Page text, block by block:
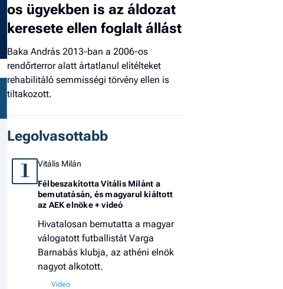
os ügyekben is az áldozat
keresete ellen foglalt állást
Baka András 2013-ban a 2006-os
rendőrterror alatt ártatlanul elítélteket
rehabilitáló semmisségi törvény ellen is
tiltakozott.
Legolvasottabb
1 Vitális Milán
Félbeszakította Vitális Milánt a
bemutatásán, és magyarul kiáltott
az AEK elnöke + videó
Hivatalosan bemutatta a magyar
válogatott futballistát Varga
Barnabás klubja, az athéni elnök
nagyot alkotott.